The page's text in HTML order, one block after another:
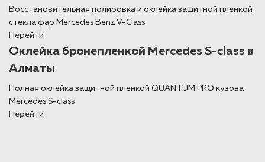
Восстановительная полировка и оклейка защитной пленкой
стекла фар Mercedes Benz V-Class.
Перейти
Оклейка бронепленкой Mercedes S-сlass в
Алматы
Полная оклейка защитной пленкой QUANTUM PRO кузова
Mercedes S-сlass
Перейти